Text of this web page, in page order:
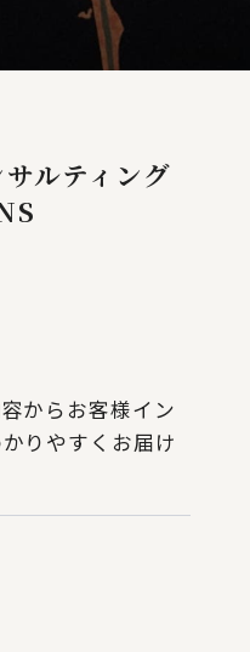
ルティング
からお客様イン
りやすくお届け